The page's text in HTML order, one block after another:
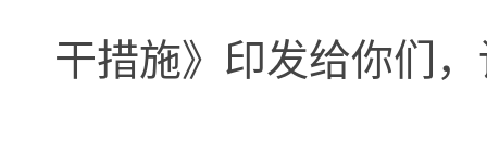
干措施》印发给你们